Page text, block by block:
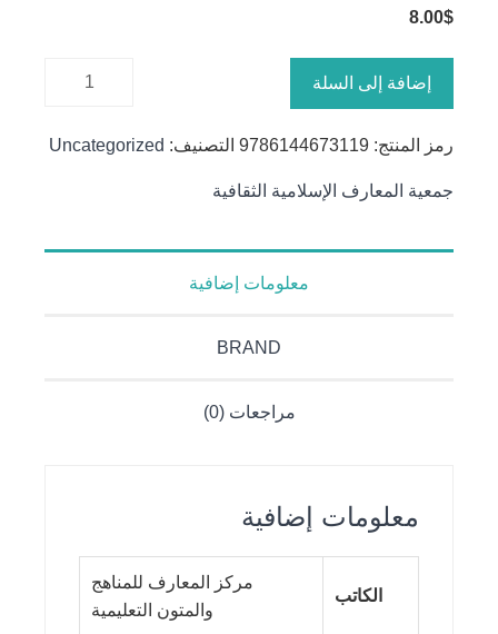
8.00$
إلهية أم
إضافة إلى السلة
رمز المنتج: 9786144673119 التصنيف: Uncategorized
جمعية المعارف الإسلامية الثقافية
معلومات إضافية
BRAND
مراجعات (0)
معلومات إضافية
الكاتب
مركز المعارف للمناهج
والمتون التعليمية